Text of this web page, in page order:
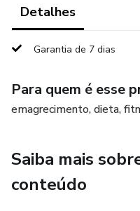
Detalhes
Garantia de 7 dias
Para quem é esse
emagrecimento, dieta,
Saiba mais
conteúdo